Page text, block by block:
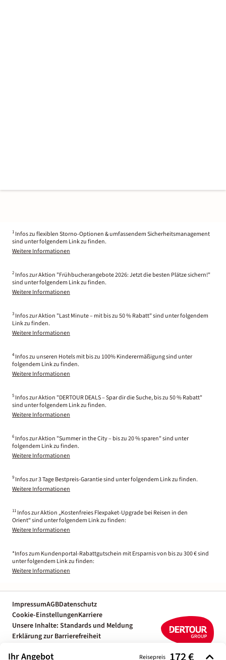
Ihr Angebot Reisepreis 172 €
1 Infos zu flexiblen Storno-Optionen & umfassendem Sicherheitsmanagement
sind unter folgendem Link zu finden.
Weitere Informationen
2 Infos zur Aktion "Frühbucherangebote 2026: Jetzt die besten Plätze sichern!"
sind unter folgendem Link zu finden.
Weitere Informationen
3 Infos zur Aktion "Last Minute – mit bis zu 50 % Rabatt" sind unter folgendem
Link zu finden.
Weitere Informationen
4 Infos zu unseren Hotels mit bis zu 100% Kinderermäßigung sind unter
folgendem Link zu finden.
Weitere Informationen
5 Infos zur Aktion "DERTOUR DEALS – Spar dir die Suche, bis zu 50 % Rabatt"
sind unter folgendem Link zu finden.
Weitere Informationen
6 Infos zur Aktion "Summer in the City – bis zu 20 % sparen" sind unter
folgendem Link zu finden.
Weitere Informationen
9 Infos zur 3 Tage Bestpreis-Garantie sind unter folgendem Link zu finden.
Weitere Informationen
11 Infos zur Aktion „Kostenfreies Flexpaket-Upgrade bei Reisen in den
Orient“ sind unter folgendem Link zu finden:
Weitere Informationen
*Infos zum Kundenportal-Rabattgutschein mit Ersparnis von bis zu 300 € sind
unter folgendem Link zu finden:
Weitere Informationen
ImpressumAGBDatenschutz
Cookie-EinstellungenKarriere
Unsere Inhalte: Standards und Meldung
Erklärung zur Barrierefreiheit
Reiseexperten